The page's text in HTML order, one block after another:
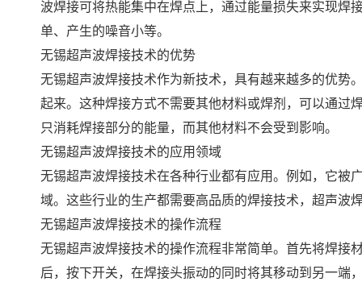
波焊接可将热能集中在焊点上，通过能量损失来实现焊
单、产生的噪音小等。
无锡超声波焊接技术的优势
无锡超声波焊接技术作为新技术，具有越来越多的优势
起来。这种焊接方式不需要其他材料或焊剂，可以通过
只消耗焊接部分的能量，而其他材料不会受到影响。
无锡超声波焊接技术的应用领域
无锡超声波焊接技术在各种行业都有应用。例如，它被
域。这些行业的生产都需要高品质的焊接技术，超声波
无锡超声波焊接技术的操作流程
无锡超声波焊接技术的操作流程非常简单。首先将焊接
后，按下开关，在焊接头振动的同时将其移动到另一端